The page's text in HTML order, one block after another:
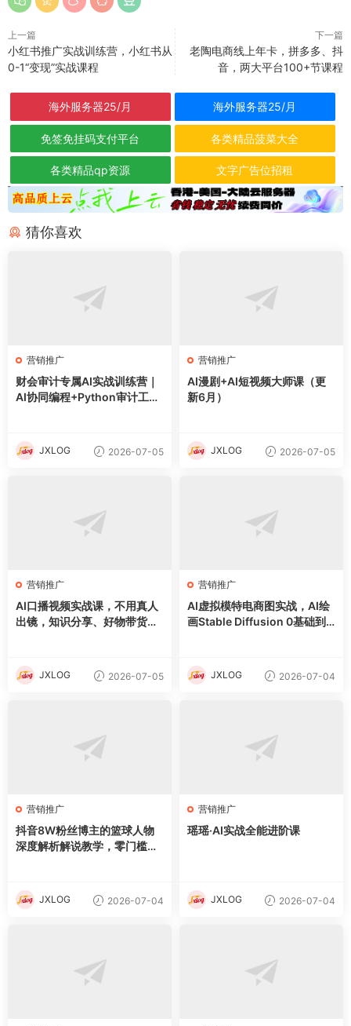
上一篇
小红书推广实战训练营，小红书从
0-1“变现”实战课程
下一篇
老陶电商线上年卡，拼多多、抖
音，两大平台100+节课程
海外服务器25/月 海外服务器25/月
免签免挂码支付平台 各类精品菠菜大全
各类精品qp资源 文字广告位招租
猜你喜欢
营销推广
财会审计专属AI实战训练营｜
AI协同编程+Python审计工具
JXLOG 2026-07-05
营销推广
AI漫剧+AI短视频大师课（更
新6月）
JXLOG 2026-07-05
营销推广
AI口播视频实战课，不用真人
出镜，知识分享、好物带货剧
JXLOG 2026-07-05
营销推广
AI虚拟模特电商图实战，AI绘
画Stable Diffusion 0基础到
JXLOG 2026-07-04
营销推广
抖音8W粉丝博主的篮球人物
深度解析解说教学，零门槛玩
JXLOG 2026-07-04
营销推广
瑶瑶·AI实战全能进阶课
JXLOG 2026-07-04